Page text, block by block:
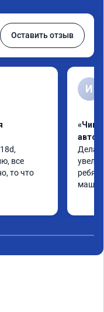
Оставить отзыв
все
то что
И
«Чип